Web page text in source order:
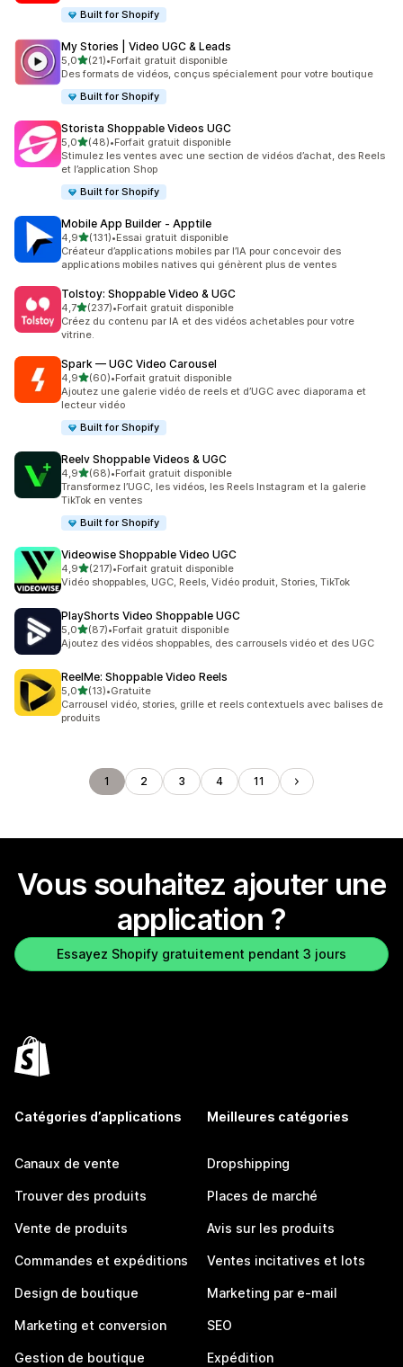
Built for Shopify
My Stories | Video UGC & Leads
5,0étoile(s) sur 5
(21)
21 avis au total
•Forfait gratuit disponible
Des formats de vidéos, conçus spécialement pour votre boutique
Built for Shopify
Storista Shoppable Videos UGC
5,0étoile(s) sur 5
(48)
48 avis au total
•Forfait gratuit disponible
Stimulez les ventes avec une section de vidéos d’achat, des Reels
et l’application Shop
Built for Shopify
Mobile App Builder ‑ Apptile
4,9étoile(s) sur 5
(131)
131 avis au total
•Essai gratuit disponible
Créateur d’applications mobiles par l’IA pour concevoir des
applications mobiles natives qui génèrent plus de ventes
Tolstoy: Shoppable Video & UGC
4,7étoile(s) sur 5
(237)
237 avis au total
•Forfait gratuit disponible
Créez du contenu par IA et des vidéos achetables pour votre
vitrine.
Spark — UGC Video Carousel
4,9étoile(s) sur 5
(60)
60 avis au total
•Forfait gratuit disponible
Ajoutez une galerie vidéo de reels et d’UGC avec diaporama et
lecteur vidéo
Built for Shopify
Reelv Shoppable Videos & UGC
4,9étoile(s) sur 5
(68)
68 avis au total
•Forfait gratuit disponible
Transformez l’UGC, les vidéos, les Reels Instagram et la galerie
TikTok en ventes
Built for Shopify
Videowise Shoppable Video UGC
4,9étoile(s) sur 5
(217)
217 avis au total
•Forfait gratuit disponible
Vidéo shoppables, UGC, Reels, Vidéo produit, Stories, TikTok
PlayShorts Video Shoppable UGC
5,0étoile(s) sur 5
(87)
87 avis au total
•Forfait gratuit disponible
Ajoutez des vidéos shoppables, des carrousels vidéo et des UGC
ReelMe: Shoppable Video Reels
5,0étoile(s) sur 5
(13)
13 avis au total
•Gratuite
Carrousel vidéo, stories, grille et reels contextuels avec balises de
produits
1 2 3 4 11
Vous souhaitez ajouter une
application ?
Essayez Shopify gratuitement pendant 3 jours
Catégories d’applications
Canaux de vente
Trouver des produits
Vente de produits
Commandes et expéditions
Design de boutique
Marketing et conversion
Gestion de boutique
Meilleures catégories
Dropshipping
Places de marché
Avis sur les produits
Ventes incitatives et lots
Marketing par e-mail
SEO
Expédition